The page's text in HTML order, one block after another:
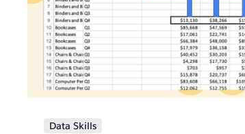
Data Skills